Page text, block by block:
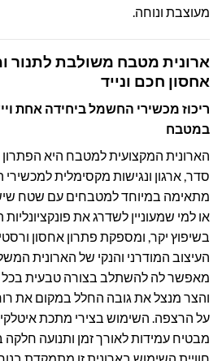
מעוצבת ונוחה.
ארונית מטבח משולבת לתנור
אחסון חכם ונייד
ריכוז מכשירי החשמל ביחידה אחת
במטבח
הארונית המקצועית למטבח היא
סדר, ארגון ונגישות מקסימלית
מתאימה במיוחד למטבחים עם שטח שיש
או למי שמעוניין לשדרג את
בשיפוץ יקר, ומספקת פתרון אחסון
העיצוב המודרני והנקי של הארונית
מאפשר לה להשתלב בצורה טבעית
והצר מנצל את גובה החלל במקום את
על הרצפה. השימוש בצירי מתכת
מבטיח עמידות לאורך זמן ותנועה